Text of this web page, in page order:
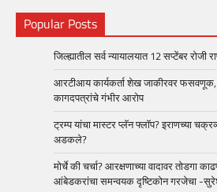
Popular Posts
जिल्ह्यातील सर्व न्यायालयात 12 सप्टेंबर
आरटीआय कार्यकर्ता शेख जाकीरवर
कागदपत्रांचे गंभीर आरोप
ट्रम्प यांचा मास्टर प्लॅन फ्लॉप? इराणच्या
अडकले?
मोर्चे की चर्चा? आरक्षणाच्या वादावर तोडगा
आंबेडकरांचा समन्वयक दृष्टिकोन गरजेचा -